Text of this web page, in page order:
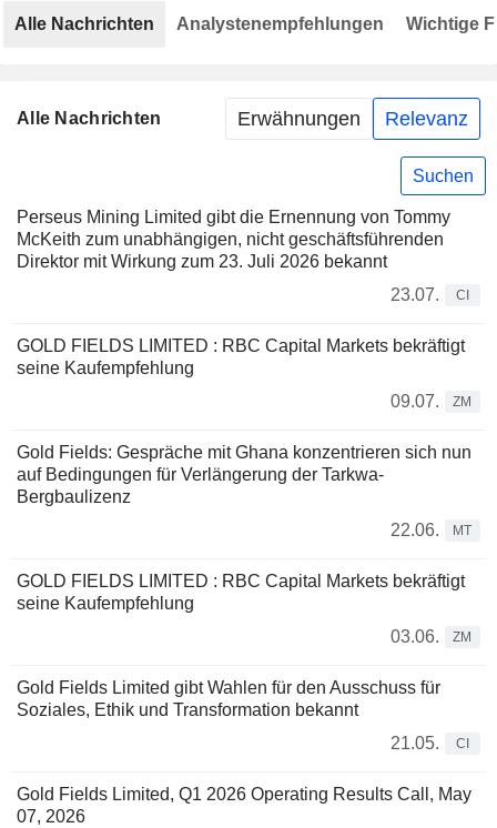
Alle Nachrichten Erwähnungen Relevanz
Suchen
Perseus Mining Limited gibt die Ernennung von Tommy
McKeith zum unabhängigen, nicht geschäftsführenden
Direktor mit Wirkung zum 23. Juli 2026 bekannt
23.07.
CI
GOLD FIELDS LIMITED : RBC Capital Markets bekräftigt
seine Kaufempfehlung
09.07.
ZM
Gold Fields: Gespräche mit Ghana konzentrieren sich nun
auf Bedingungen für Verlängerung der Tarkwa-
Bergbaulizenz
22.06.
MT
GOLD FIELDS LIMITED : RBC Capital Markets bekräftigt
seine Kaufempfehlung
03.06.
ZM
Gold Fields Limited gibt Wahlen für den Ausschuss für
Soziales, Ethik und Transformation bekannt
21.05.
CI
Gold Fields Limited, Q1 2026 Operating Results Call, May
07, 2026
Alle Nachrichten Analystenempfehlungen Wichtige